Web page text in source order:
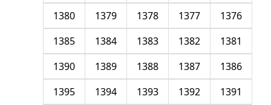
1376
1377
1378
1379
1380
1381
1382
1383
1384
1385
1386
1387
1388
1389
1390
1391
1392
1393
1394
1395